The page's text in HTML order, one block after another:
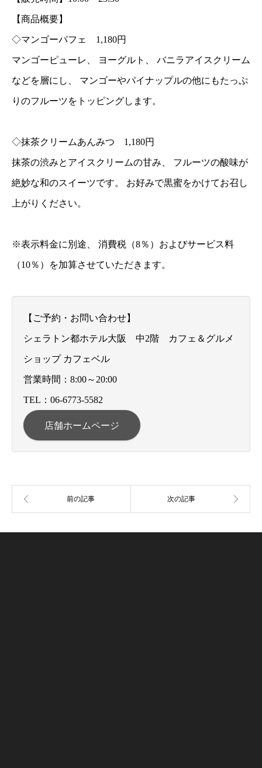
【商品概要】
◇マンゴーパフェ 1,180円
マンゴーピューレ、 ヨーグルト、 バニラアイスクリーム
などを層にし、 マンゴーやパイナップルの他にもたっぷ
りのフルーツをトッピングします。
◇抹茶クリームあんみつ 1,180円
抹茶の渋みとアイスクリームの甘み、 フルーツの酸味が
絶妙な和のスイーツです。 お好みで黒蜜をかけてお召し
上がりください。
※表示料金に別途、 消費税（8％）およびサービス料
（10％）を加算させていただきます。
【ご予約・お問い合わせ】
シェラトン都ホテル大阪 中2階 カフェ＆グルメ
ショップ カフェベル
営業時間：8:00～20:00
TEL：06-6773-5582
店舗ホームページ